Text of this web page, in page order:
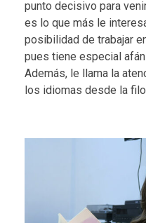
punto decisivo para
es lo que más le
posibilidad de trabajar
pues tiene especial
Además, le llama la
los idiomas desde la